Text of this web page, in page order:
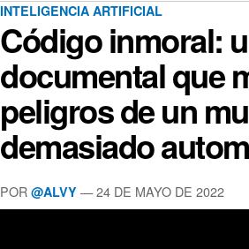
INTELIGENCIA ARTIFICIAL
Código inmoral:
documental que
peligros de un
demasiado
POR @ALVY — 24 DE MAYO DE 2022